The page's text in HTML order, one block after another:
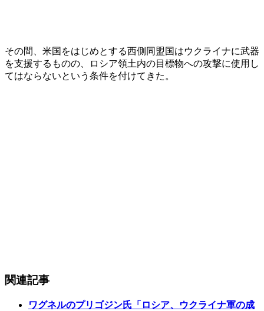
その間、米国をはじめとする西側同盟国はウクライナに武器
を支援するものの、ロシア領土内の目標物への攻撃に使用し
てはならないという条件を付けてきた。
関連記事
ワグネルのプリゴジン氏「ロシア、ウクライナ軍の成